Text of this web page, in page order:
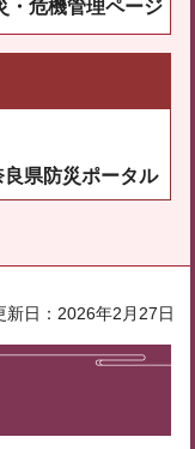
・危機管理ページ
良県防災ポータル
新日：2026年2月27日